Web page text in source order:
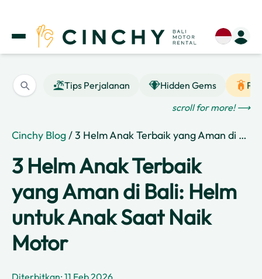
Tips Perjalanan Hidden Gems
scroll for more! ⟶
Cinchy Blog/ 3 Helm Anak Terbaik yang Aman di Bali: Helm untuk Anak Saat Naik Motor
3 Helm Anak Terbaik
yang Aman di Bali: Helm
untuk Anak Saat Naik
Motor
Diterbitkan: 11 Feb 2026